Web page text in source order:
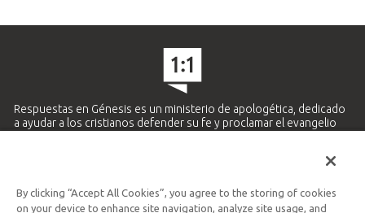
Respuestas en Génesis es un ministerio de apologética, dedicado
a ayudar a los cristianos defender su fe y proclamar el evangelio
Ministerio Hispano y Latinoamericano
By clicking “Accept All Cookies”, you agree to the storing of cookies
on your device to enhance site navigation, analyze site usage, and